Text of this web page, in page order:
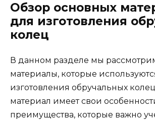
Обзор основных
для изготовления
колец
В данном разделе мы
материалы, которые
изготовления обручальных
материал имеет свои
преимущества, которые важно